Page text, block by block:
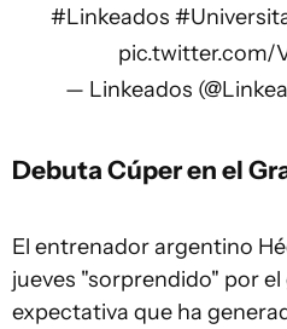
#Linkeados
pic.twitter.com/
— Linkeados
Debuta Cúper en el
El entrenador argentino
jueves "sorprendido" por
expectativa que ha